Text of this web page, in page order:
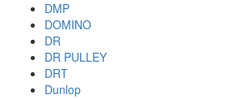
DMP
DOMINO
DR
DR PULLEY
DRT
Dunlop